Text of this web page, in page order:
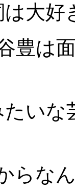
は大好
豊は
いな
らな